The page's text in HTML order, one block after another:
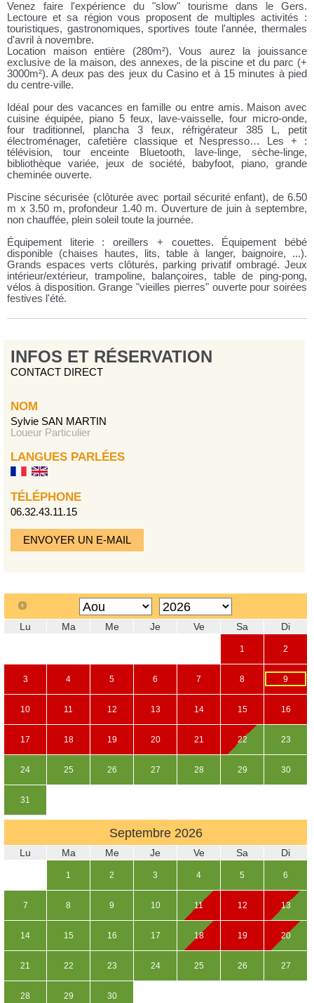
Venez faire l'expérience du "slow" tourisme dans le Gers.
Lectoure et sa région vous proposent de multiples activités :
touristiques, gastronomiques, sportives toute l'année, thermales
d'avril à novembre.
Location maison entière (280m²). Vous aurez la jouissance
exclusive de la maison, des annexes, de la piscine et du parc (+
3000m²). A deux pas des jeux du Casino et à 15 minutes à pied
du centre-ville.
Idéal pour des vacances en famille ou entre amis. Maison avec
cuisine équipée, piano 5 feux, lave-vaisselle, four micro-onde,
four traditionnel, plancha 3 feux, réfrigérateur 385 L, petit
électroménager, cafetière classique et Nespresso… Les + :
télévision, tour enceinte Bluetooth, lave-linge, sèche-linge,
bibliothèque variée, jeux de société, babyfoot, piano, grande
cheminée ouverte.
Piscine sécurisée (clôturée avec portail sécurité enfant), de 6.50
m x 3.50 m, profondeur 1.40 m. Ouverture de juin à septembre,
non chauffée, plein soleil toute la journée.
Équipement literie : oreillers + couettes. Équipement bébé
disponible (chaises hautes, lits, table à langer, baignoire, ...).
Grands espaces verts clôturés, parking privatif ombragé. Jeux
intérieur/extérieur, trampoline, balançoires, table de ping-pong,
vélos à disposition. Grange "vieilles pierres" ouverte pour soirées
festives l'été.
INFOS ET RÉSERVATION
CONTACT DIRECT
NOM
Sylvie SAN MARTIN
Loueur Particulier
LANGUES PARLÉES
TÉLÉPHONE
06.32.43.11.15
ENVOYER UN E-MAIL
Lu Ma Me Je Ve Sa Di
1 2
3 4 5 6 7 8 9
10 11 12 13 14 15 16
17 18 19 20 21 22 23
24 25 26 27 28 29 30
31
Septembre 2026
Lu Ma Me Je Ve Sa Di
1 2 3 4 5 6
7 8 9 10 11 12 13
14 15 16 17 18 19 20
21 22 23 24 25 26 27
28 29 30